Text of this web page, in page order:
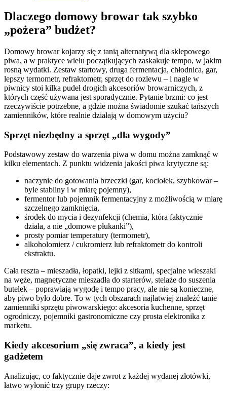
Dlaczego domowy browar tak szybko
„pożera” budżet?
Domowy browar kojarzy się z tanią alternatywą dla sklepowego
piwa, a w praktyce wielu początkujących zaskakuje tempo, w jakim
rosną wydatki. Zestaw startowy, druga fermentacja, chłodnica, gar,
lepszy termometr, refraktometr, sprzęt do rozlewu – i nagle w
piwnicy stoi kilka pudeł drogich akcesoriów browarniczych, z
których część używana jest sporadycznie. Pytanie brzmi: co jest
rzeczywiście potrzebne, a gdzie można świadomie szukać tańszych
zamienników, które realnie działają w domowym użyciu?
Sprzęt niezbędny a sprzęt „dla wygody”
Podstawowy zestaw do warzenia piwa w domu można zamknąć w
kilku elementach. Z punktu widzenia jakości piwa krytyczne są:
naczynie do gotowania brzeczki (gar, kociołek, szybkowar –
byle stabilny i w miarę pojemny),
fermentor lub pojemnik fermentacyjny z możliwością w miarę
szczelnego zamknięcia,
środek do mycia i dezynfekcji (chemia, która faktycznie
działa, a nie „domowe płukanki”),
prosty pomiar temperatury (termometr),
alkoholomierz / cukromierz lub refraktometr do kontroli
ekstraktu.
Cała reszta – mieszadła, łopatki, lejki z sitkami, specjalne wieszaki
na węże, magnetyczne mieszadła do starterów, stelaże do suszenia
butelek – poprawiają wygodę i tempo pracy, ale nie są konieczne,
aby piwo było dobre. To w tych obszarach najłatwiej znaleźć tanie
zamienniki sprzętu piwowarskiego: akcesoria kuchenne, sprzęt
ogrodniczy, pojemniki gastronomiczne czy prosta elektronika z
marketu.
Kiedy akcesorium „się zwraca”, a kiedy jest
gadżetem
Analizując, co faktycznie daje zwrot z każdej wydanej złotówki,
łatwo wyłonić trzy grupy rzeczy: